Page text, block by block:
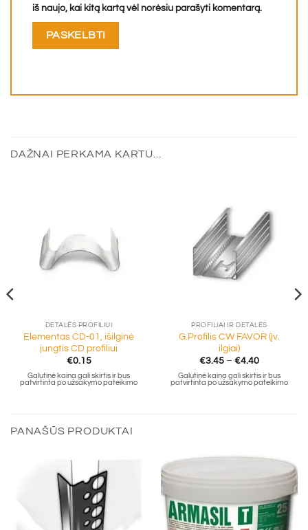
iš naujo, kai kitą kartą vėl norėsiu parašyti komentarą.
DAŽNAI PERKAMA KARTU...
DETALĖS PROFILIUI
Elementas CD-01, išilginė
jungtis CD profiliui
€0.15
Galutinė kaina gali skirtis ir bus
patvirtinta po užsakymo pateikimo
PROFILIAI IR DETALĖS
G.Profilis CW FAVOR (įv.
ilgiai)
€3.45 – €4.40Price
€3.45
through
Galutinė kaina gali skirtis ir bus
patvirtinta po užsakymo pateikimo
PANAŠŪS PRODUKTAI